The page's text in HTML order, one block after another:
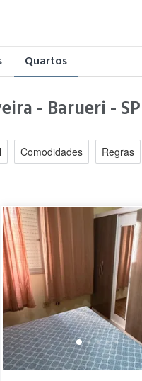
Quartos
- Barueri -
Comodidades Regras